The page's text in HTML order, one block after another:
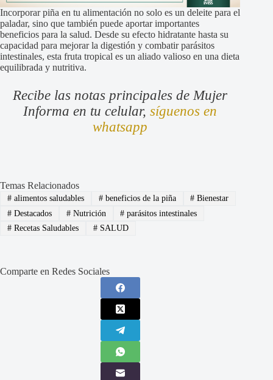
Incorporar piña en tu alimentación no solo es un deleite para el
paladar, sino que también puede aportar importantes
beneficios para la salud. Desde su efecto hidratante hasta su
capacidad para mejorar la digestión y combatir parásitos
intestinales, esta fruta tropical es un aliado valioso en una dieta
equilibrada y nutritiva.
Recibe las notas principales de Mujer
Informa en tu celular,síguenos en
whatsapp
Temas Relacionados
#alimentos saludables #beneficios de la piña # Bienestar
#Destacados #Nutrición # parásitos intestinales
#Recetas Saludables #SALUD
Comparte en Redes Sociales